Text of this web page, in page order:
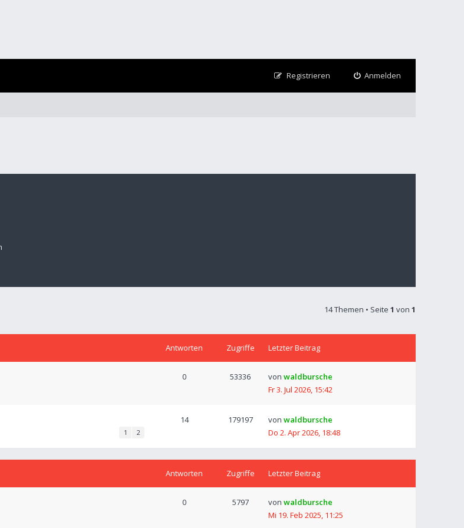
Anmelden
Registrieren
14 Themen • Seite 1 von 1
Antworten Zugriffe Letzter Beitrag
0 53336 von waldbursche
Fr 3. Jul 2026, 15:42
1 2
14 179197 von waldbursche
Do 2. Apr 2026, 18:48
Antworten Zugriffe Letzter Beitrag
0 5797 von waldbursche
Mi 19. Feb 2025, 11:25